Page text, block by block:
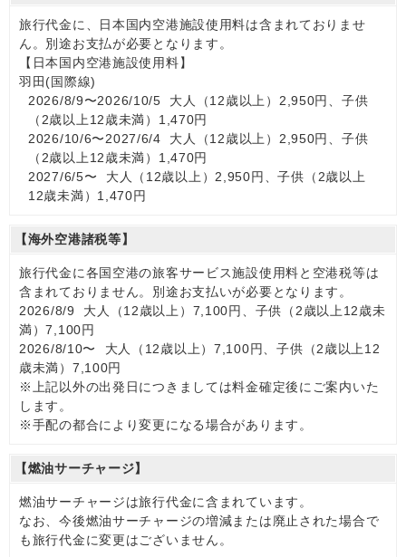
旅行代金に、日本国内空港施設使用料は含まれておりませ
ん。別途お支払が必要となります。
【日本国内空港施設使用料】
羽田(国際線)
2026/8/9〜2026/10/5 大人（12歳以上）2,950円、子供
（2歳以上12歳未満）1,470円
2026/10/6〜2027/6/4 大人（12歳以上）2,950円、子供
（2歳以上12歳未満）1,470円
2027/6/5〜 大人（12歳以上）2,950円、子供（2歳以上
12歳未満）1,470円
【海外空港諸税等】
旅行代金に各国空港の旅客サービス施設使用料と空港税等は
含まれておりません。別途お支払いが必要となります。
2026/8/9 大人（12歳以上）7,100円、子供（2歳以上12歳未
満）7,100円
2026/8/10〜 大人（12歳以上）7,100円、子供（2歳以上12
歳未満）7,100円
※上記以外の出発日につきましては料金確定後にご案内いた
します。
※手配の都合により変更になる場合があります。
【燃油サーチャージ】
燃油サーチャージは旅行代金に含まれています。
なお、今後燃油サーチャージの増減または廃止された場合で
も旅行代金に変更はございません。